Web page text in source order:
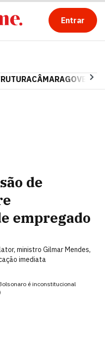
Entrar
CÂMARAGOVERNO
de
empregado
ministro Gilmar Mendes,
imediata
é inconstitucional